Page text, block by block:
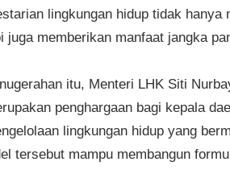
lingkungan hidup tidak hanya
juga memberikan manfaat jangka
itu, Menteri LHK Siti
penghargaan bagi kepala
lingkungan hidup yang
tersebut mampu membangun